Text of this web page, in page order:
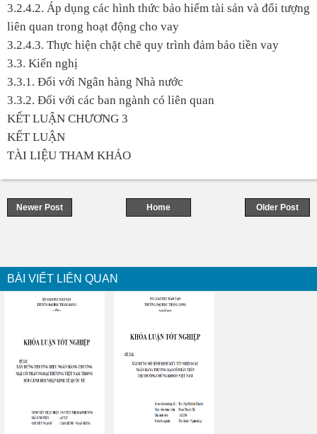
3.2.4.2. Áp dụng các hình thức bảo hiểm tài sản và đối tượng
liên quan trong hoạt động cho vay
3.2.4.3. Thực hiện chặt chẽ quy trình đảm bảo tiền vay
3.3. Kiến nghị
3.3.1. Đối với Ngân hàng Nhà nước
3.3.2. Đối với các ban ngành có liên quan
KẾT LUẬN CHƯƠNG 3
KẾT LUẬN
TÀI LIỆU THAM KHẢO
Newer Post Older Post
Home
BÀI VIẾT LIÊN QUAN